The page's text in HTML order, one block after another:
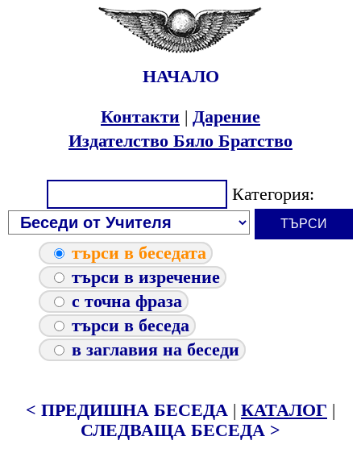
НАЧАЛО
Контакти | Дарение
Издателство Бяло Братство
Категория:
търси в беседата
търси в изречение
с точна фраза
търси в беседа
в заглавия на беседи
< ПРЕДИШНА БЕСЕДА | КАТАЛОГ |
СЛЕДВАЩА БЕСЕДА >